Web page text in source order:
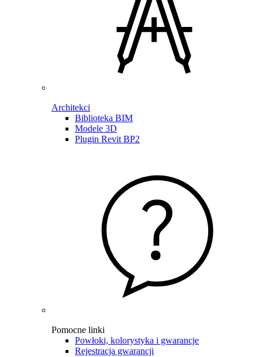
Architekci
Biblioteka BIM
Modele 3D
Plugin Revit BP2
Pomocne linki
Powłoki, kolorystyka i gwarancje
Rejestracja gwarancji